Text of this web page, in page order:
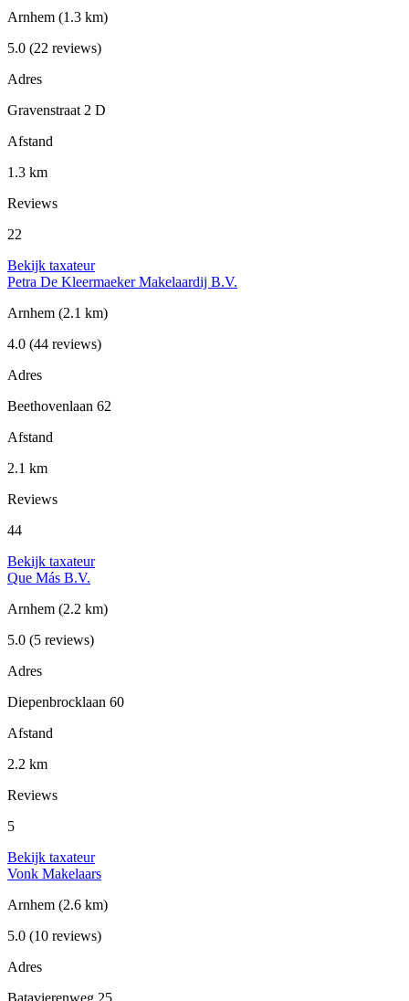
Arnhem (1.3 km)
5.0 (22 reviews)
Adres
Gravenstraat 2 D
Afstand
1.3 km
Reviews
22
Bekijk taxateur
Petra De Kleermaeker Makelaardij B.V.
Arnhem (2.1 km)
4.0 (44 reviews)
Adres
Beethovenlaan 62
Afstand
2.1 km
Reviews
44
Bekijk taxateur
Que Más B.V.
Arnhem (2.2 km)
5.0 (5 reviews)
Adres
Diepenbrocklaan 60
Afstand
2.2 km
Reviews
5
Bekijk taxateur
Vonk Makelaars
Arnhem (2.6 km)
5.0 (10 reviews)
Adres